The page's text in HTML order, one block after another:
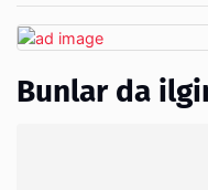
Bunlar da